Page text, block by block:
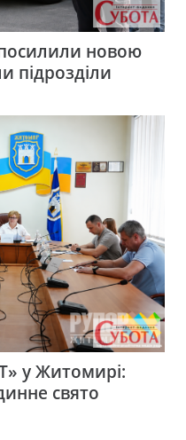
новою
підрозділи
у Житомирі:
свято